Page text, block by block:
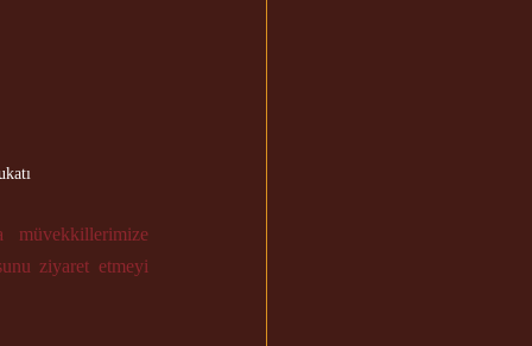
müvekkillerimize
ziyaret etmeyi